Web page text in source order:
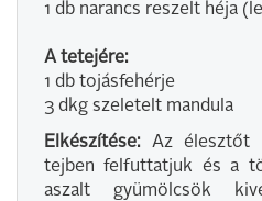
1 db narancs reszelt héja
A tetejére:
1 db tojásfehérje
3 dkg szeletelt mandula
Elkészítése: Az élesztőt
tejben felfuttatjuk és a
aszalt gyümölcsök